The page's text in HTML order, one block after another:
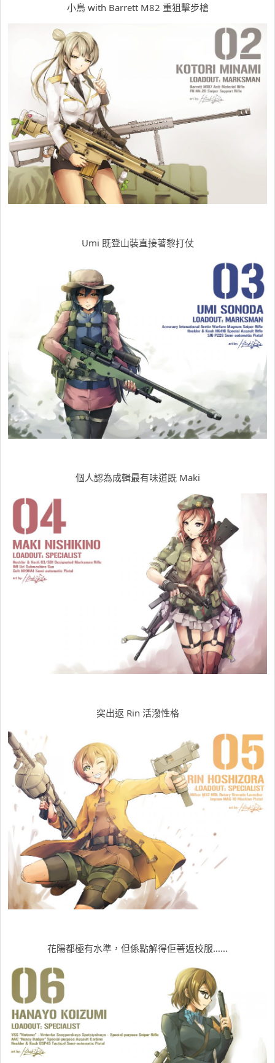
小鳥 with Barrett M82 重狙擊步槍
Umi 既登山裝直接著黎打仗
個人認為成輯最有味道既 Maki
突出返 Rin 活潑性格
花陽都極有水準，但係點解得佢著返校服……